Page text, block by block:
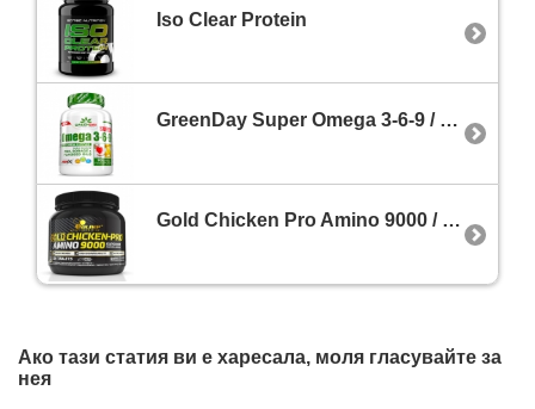
Iso Clear Protein
GreenDay Super Omega 3-6-9 / 90 Soft.
Gold Chicken Pro Amino 9000 / 300 Tabs
Ако тази статия ви е харесала, моля гласувайте за
нея